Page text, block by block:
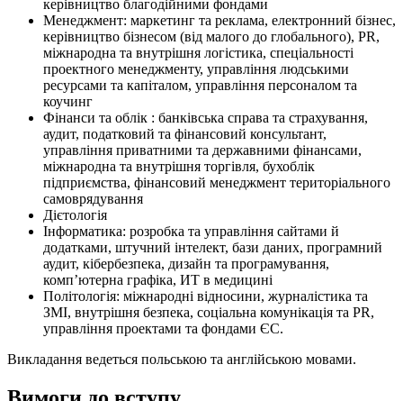
керівництво благодійними фондами
Менеджмент: маркетинг та реклама, електронний бізнес,
керівництво бізнесом (від малого до глобального), PR,
міжнародна та внутрішня логістика, спеціальності
проектного менеджменту, управління людськими
ресурсами та капіталом, управління персоналом та
коучинг
Фінанси та облік : банківська справа та страхування,
аудит, податковий та фінансовий консультант,
управління приватними та державними фінансами,
міжнародна та внутрішня торгівля, бухоблік
підприємства, фінансовий менеджмент територіального
самоврядування
Дієтологія
Інформатика: розробка та управління сайтами й
додатками, штучний інтелект, бази даних, програмний
аудит, кібербезпека, дизайн та програмування,
комп’ютерна графіка, ИТ в медицині
Політологія: міжнародні відносини, журналістика та
ЗМІ, внутрішня безпека, соціальна комунікація та PR,
управління проектами та фондами ЄС.
Викладання ведеться польською та англійською мовами.